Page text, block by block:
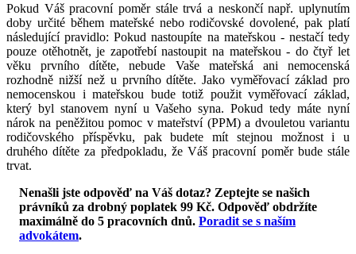
Pokud Váš pracovní poměr stále trvá a neskončí např. uplynutím
doby určité během mateřské nebo rodičovské dovolené, pak platí
následující pravidlo: Pokud nastoupíte na mateřskou - nestačí tedy
pouze otěhotnět, je zapotřebí nastoupit na mateřskou - do čtyř let
věku prvního dítěte, nebude Vaše mateřská ani nemocenská
rozhodně nižší než u prvního dítěte. Jako vyměřovací základ pro
nemocenskou i mateřskou bude totiž použit vyměřovací základ,
který byl stanovem nyní u Vašeho syna. Pokud tedy máte nyní
nárok na peněžitou pomoc v mateřství (PPM) a dvouletou variantu
rodičovského příspěvku, pak budete mít stejnou možnost i u
druhého dítěte za předpokladu, že Váš pracovní poměr bude stále
trvat.
Nenašli jste odpověď na Váš dotaz? Zeptejte se našich
právníků za drobný poplatek 99 Kč. Odpověď obdržíte
maximálně do 5 pracovních dnů. Poradit se s naším
advokátem.